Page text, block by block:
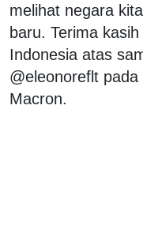
melihat negara
baru. Terima
Indonesia atas
@eleonoreflt
Macron.